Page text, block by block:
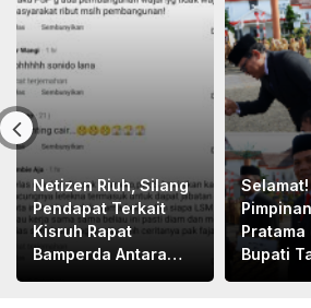
Netizen Riuh, Silang
Pendapat Terkait
Kisruh Rapat
Bamperda Antara
Pratama
Bupati